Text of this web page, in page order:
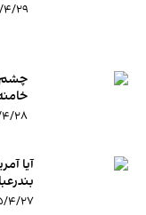
آیا
۱۴۰۵/